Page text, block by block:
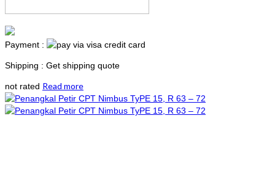
Payment :
Shipping : Get shipping quote
not rated Read more